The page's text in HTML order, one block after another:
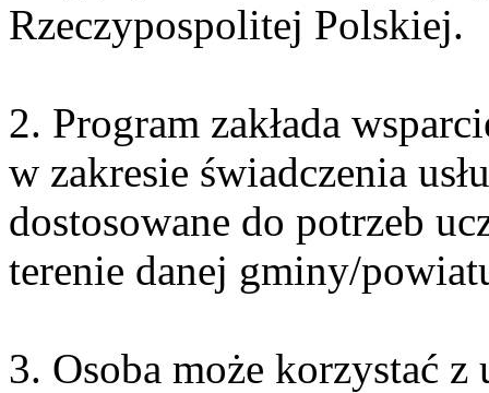
Rzeczypospolitej Polskiej.
2. Program zakłada
w zakresie świadczenia
dostosowane do potrzeb
terenie danej gminy/
3. Osoba może korzystać z